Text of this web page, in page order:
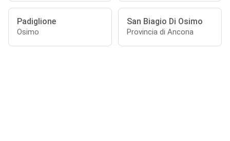
Padiglione
Osimo
San Biagio Di Osimo
Provincia di Ancona